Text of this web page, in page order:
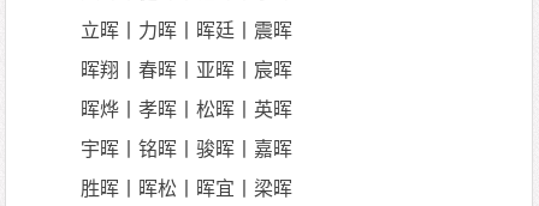
立晖丨力晖丨晖廷丨震晖
晖翔丨春晖丨亚晖丨宸晖
晖烨丨孝晖丨松晖丨英晖
宇晖丨铭晖丨骏晖丨嘉晖
胜晖丨晖松丨晖宜丨梁晖